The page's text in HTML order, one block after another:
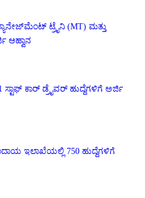
ಟ್ರೈನಿ (MT) ಮತ್ತು
ಆಹ್ವಾನ
ಸ್ಟಾಫ್ ಕಾರ್ ಡ್ರೈವರ್ ಹುದ್ದೆಗಳಿಗೆ ಅರ್ಜಿ
ಇಲಾಖೆಯಲ್ಲಿ 750 ಹುದ್ದೆಗಳಿಗೆ